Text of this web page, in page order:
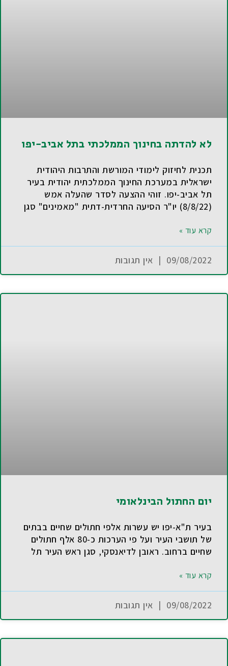
לא להדתה בחינוך הממלכתי בתל אביב-יפו
תכנית לחיזוק לימודי המורשת והתרבות היהודית
ישראלית במערכת החינוך הממלכתית יהודית בעיר
תל אביב-יפו. זוהי ההצעה לסדר שהעלה אמש
(8/8/22) יו"ר הסיעה החרדית-דתית "מאמינים" סגן
קרא עוד »
09/08/2022 אין תגובות
יום החתול הבינלאומי
בעיר ת"א-יפו יש עשרות אלפי חתולים שחיים בבתים
של תושבי העיר ועל פי הערכות כ-80 אלף חתולים
שחיים ברחוב. ראובן לדיאנסקי, סגן ראש העיר תל
קרא עוד »
09/08/2022 אין תגובות